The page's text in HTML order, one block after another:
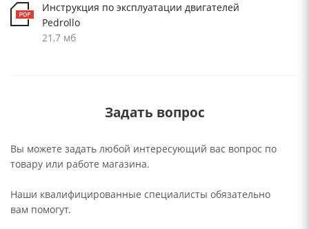
Инструкция по эксплуатации двигателей
Pedrollo
21,7 мб
Задать вопрос
Вы можете задать любой интересующий вас вопрос по
товару или работе магазина.
Наши квалифицированные специалисты обязательно
вам помогут.